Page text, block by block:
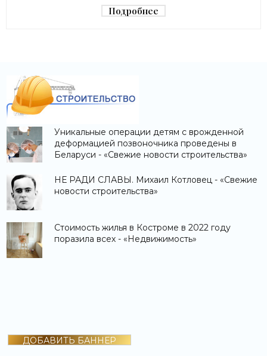
Подробнее
Уникальные операции детям с врожденной
деформацией позвоночника проведены в
Беларуси - «Свежие новости строительства»
НЕ РАДИ СЛАВЫ. Михаил Котловец - «Свежие
новости строительства»
Стоимость жилья в Костроме в 2022 году
поразила всех - «Недвижимость»
ДОБАВИТЬ БАННЕР